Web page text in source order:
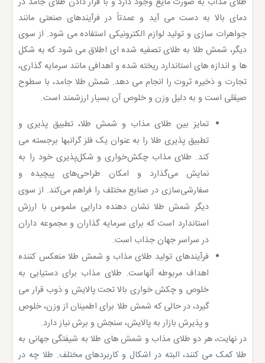
دمای بالا به دست می آید و عمدتاً در فرآیندهای صنعتی مانند
جواهرات سازی و تولید لوازم الکترونیکی استفاده می شود. از سوی
دیگر، شمش طلا به طلای تصفیه شده ای اطلاق می شود که به شکل
ها و اندازه های استاندارد ریخته شده و اهدافی مانند سرمایه گذاری،
تجارت و ذخیره ثروت را انجام می دهد. شمش طلا جامد، با سطوح
صیقلی است و به دلیل وزن و خلوص آن بسیار ارزشمند است.
تمایز بین طلای مذاب و شمش طلا، تطبیق پذیری و
تطبیق پذیری طلا را به عنوان یک فلز گرانبها برجسته می
کند. طلای مذاب چکش‌خواری و شکل‌پذیری خود را به
نمایش می‌گذارد و امکان طراحی‌های پیچیده و
سفارشی‌سازی در صنایع مختلف را فراهم می‌کند. از سوی
دیگر شمش طلا نشان دهنده دارایی ملموس با ارزش
استاندارد است که برای سرمایه گذاران و مجموعه داران
در سراسر جهان جذاب است.
فرآیندهای تولید طلای مذاب و شمش طلا منعکس کننده
اهداف مربوطه آنهاست. طلای مذاب برای دستیابی به
خلوص و چکش خواری بالا تحت پالایش و ذوب قرار می
گیرد، در حالی که شمش طلا برای اطمینان از وزن، خلوص
و پذیرش بازار به پالایش، سنجش و برش نیاز دارد.
در نهایت، هر دو طلای مذاب و شمش های طلا به شیفتگی جهانی به
طلا کمک می کنند، البته در اشکال و کاربردهای مختلف. طلا چه در